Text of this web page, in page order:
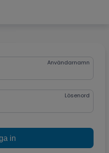
Användarnamn
Lösenord
Engångskod